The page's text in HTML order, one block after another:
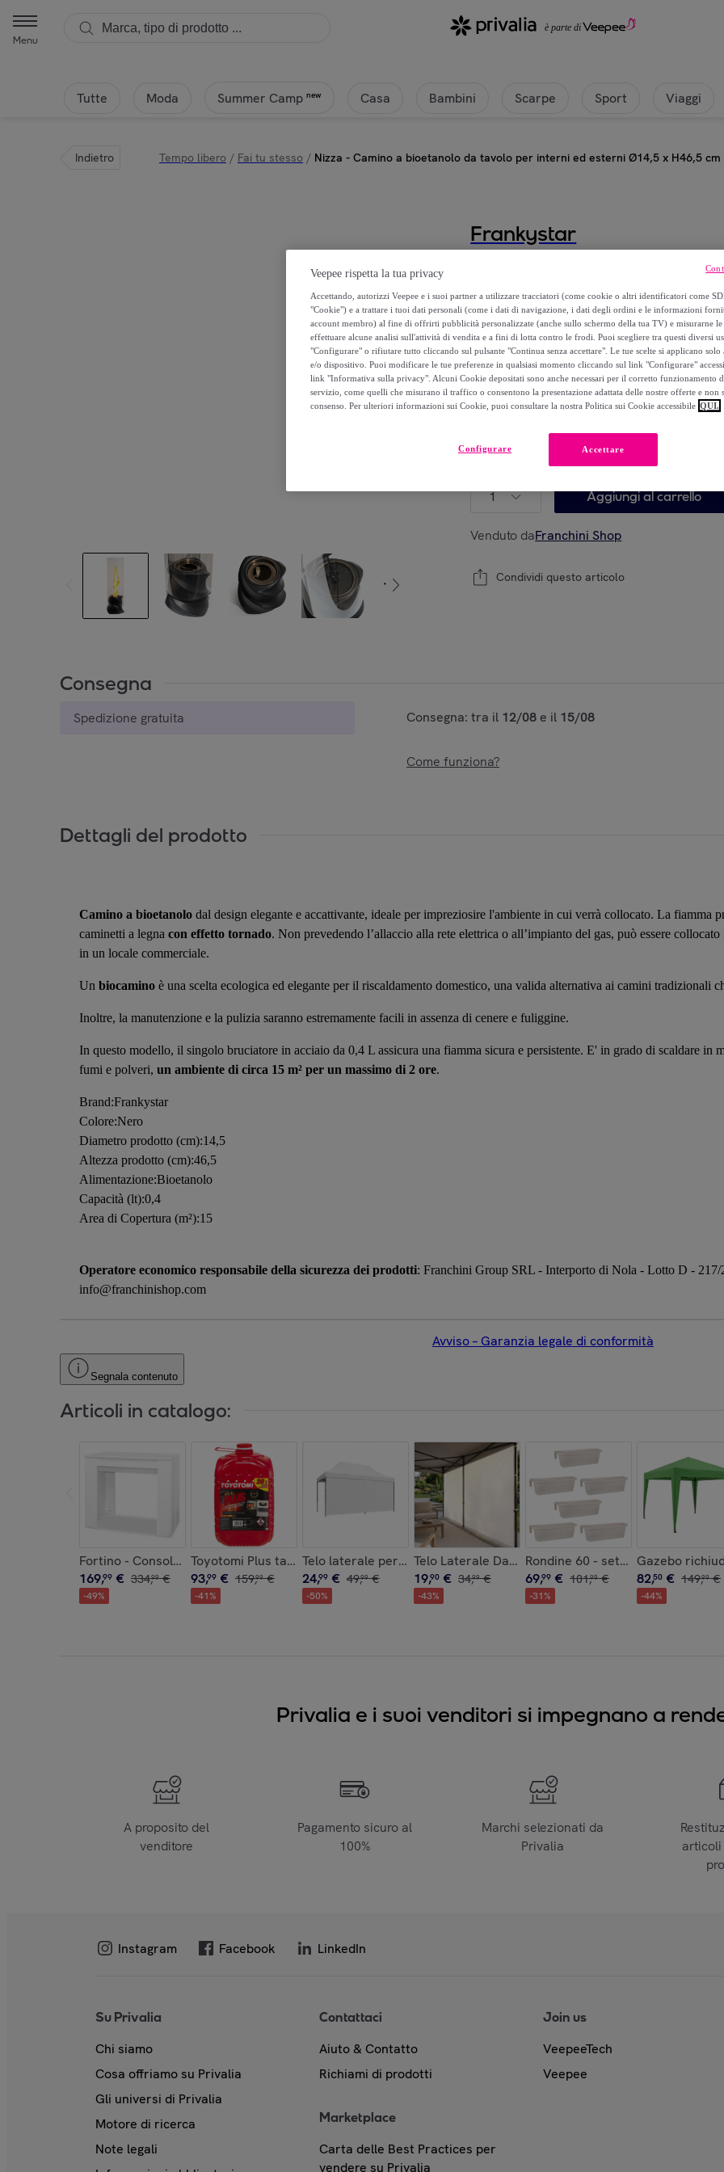
Menu
Tutte Moda Summer Camp new Casa Bambini Scarpe Sport Viaggi
Indietro Tempo libero / Fai tu stesso / Nizza - Camino a bioetanolo da tavolo per interni ed esterni Ø14,5 x H46,5 cm
Frankystar
Nizza - Camino a bioetanolo da
cm
94,00 €
123,19 €
- 23%
Modello: Nizza - Camino a bioetanolo da
1 Aggiungi al carrello
Venduto daFranchini Shop
Condividi questo articolo
Consegna
Spedizione gratuita Consegna: tra il 12/08 e il 15/08
Come funziona?
Dettagli del prodotto
Camino a bioetanolo dal design elegante e accattivante, ideale per impreziosire l'ambiente in cui verrà collocato. La fiamma
caminetti a legna con effetto tornado. Non prevedendo l’allaccio alla rete elettrica o all’impianto del gas, può essere
in un locale commerciale.
Un biocamino è una scelta ecologica ed elegante per il riscaldamento domestico, una valida alternativa ai camini tradizionali
Inoltre, la manutenzione e la pulizia saranno estremamente facili in assenza di cenere e fuliggine.
In questo modello, il singolo bruciatore in acciaio da 0,4 L assicura una fiamma sicura e persistente. E' in grado di scaldare in
fumi e polveri, un ambiente di circa 15 m² per un massimo di 2 ore.
Brand:Frankystar
Colore:Nero
Diametro prodotto (cm):14,5
Altezza prodotto (cm):46,5
Alimentazione:Bioetanolo
Capacità (lt):0,4
Area di Copertura (m²):15
Operatore economico responsabile della sicurezza dei prodotti: Franchini Group SRL - Interporto di Nola - Lotto D -
info@franchinishop.com
Avviso – Garanzia legale di conformità
Segnala contenuto
Articoli in catalogo:
Fortino - Consolle estendibile fino a 250cm
169,99 € 334,99 €
-49%
Toyotomi Plus tanica da 20 Lt - Combustibile inodore per stufe Zibro
93,99 € 159,99 €
-41%
Telo laterale per gazebo da giardino 3X4,5 M. Telo con velcro vari colori
24,99 € 49,99 €
-50%
Telo Laterale Da 300X200H Cm Per Gazebo Da
19,90 € 34,99 €
-43%
Rondine 60 - set di 6 balconiere
69,99 € 101,99 €
-31%
Gazebo
82,50 € 149,99 €
-44%
Privalia e i suoi venditori si impegnano a
A proposito del
venditore
Pagamento sicuro al
100%
Marchi selezionati da
Privalia
articoli
Instagram Facebook LinkedIn
Su Privalia
Chi siamo
Cosa offriamo su Privalia
Gli universi di Privalia
Motore di ricerca
Note legali
Contattaci
Aiuto & Contatto
Richiami di prodotti
Marketplace
Carta delle Best Practices per
vendere su Privalia
Join us
VeepeeTech
Veepee
Veepee rispetta la tua privacy
Accettando, autorizzi Veepee e i suoi partner a utilizzare tracciatori (come cookie o altri identificatori come
"Cookie") e a trattare i tuoi dati personali (come i dati di navigazione, i dati degli ordini e le informazioni
account membro) al fine di offrirti pubblicità personalizzate (anche sullo schermo della tua TV) e misurarne le
effettuare alcune analisi sull'attività di vendita e a fini di lotta contro le frodi. Puoi scegliere tra questi diversi
"Configurare" o rifiutare tutto cliccando sul pulsante "Continua senza accettare". Le tue scelte si applicano solo
e/o dispositivo. Puoi modificare le tue preferenze in qualsiasi momento cliccando sul link "Configurare"
link "Informativa sulla privacy". Alcuni Cookie depositati sono anche necessari per il corretto funzionamento
servizio, come quelli che misurano il traffico o consentono la presentazione adattata delle nostre offerte e non
consenso. Per ulteriori informazioni sui Cookie, puoi consultare la nostra Politica sui Cookie accessibile QUI.
Accettare
Configurare